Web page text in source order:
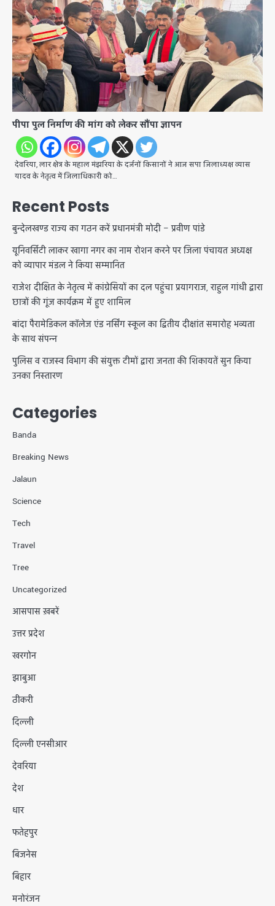
पीपा पुल निर्माण की मांग को लेकर सौंपा ज्ञापन
देवरिया, लार क्षेत्र के महाल मंझरिया के दर्जनों किसानों ने आज सपा जिलाध्यक्ष व्यास
यादव के नेतृत्व में जिलाधिकारी को…
Recent Posts
बुन्देलखण्ड राज्य का गठन करें प्रधानमंत्री मोदी – प्रवीण पांडे
यूनिवर्सिटी लाकर खागा नगर का नाम रोशन करने पर जिला पंचायत अध्यक्ष
को व्यापार मंडल ने किया सम्मानित
राजेश दीक्षित के नेतृत्व में कांग्रेसियों का दल पहुंचा प्रयागराज, राहुल गांधी द्वारा
छात्रों की गूंज कार्यक्रम में हुए शामिल
बांदा पैरामेडिकल कॉलेज एंड नर्सिंग स्कूल का द्वितीय दीक्षांत समारोह भव्यता
के साथ संपन्न
पुलिस व राजस्व विभाग की संयुक्त टीमों द्वारा जनता की शिकायतें सुन किया
उनका निस्तारण
Categories
Banda
Breaking News
Jalaun
Science
Tech
Travel
Tree
Uncategorized
आसपास ख़बरें
उत्तर प्रदेश
खरगोन
झाबुआ
ठीकरी
दिल्ली
दिल्ली एनसीआर
देवरिया
देश
धार
फतेहपुर
बिजनेस
बिहार
मनोरंजन